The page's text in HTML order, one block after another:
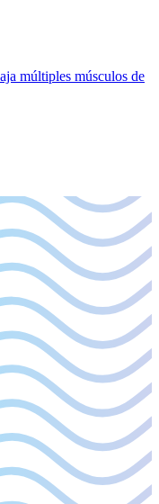
múltiples músculos de